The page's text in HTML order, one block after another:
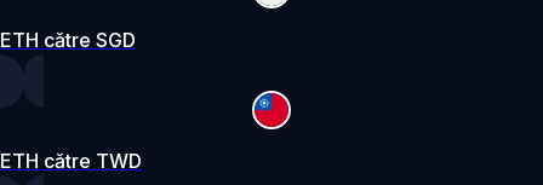
ETH către SGD
ETH către TWD